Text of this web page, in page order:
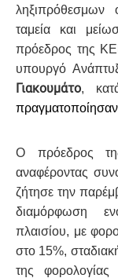
ληξιπρόθεσμων
ταμεία και
πρόεδρος της
υπουργό
Γιακουμάτο,
Ο πρόεδρος
αναφέροντας
ζήτησε την
διαμόρφωση
πλαισίου, με
στο 15%,
της